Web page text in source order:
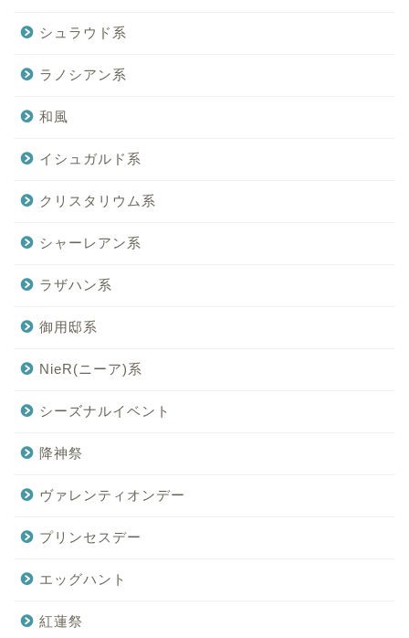
シュラウド系
ラノシアン系
和風
イシュガルド系
クリスタリウム系
シャーレアン系
ラザハン系
御用邸系
NieR(ニーア)系
シーズナルイベント
降神祭
ヴァレンティオンデー
プリンセスデー
エッグハント
紅蓮祭